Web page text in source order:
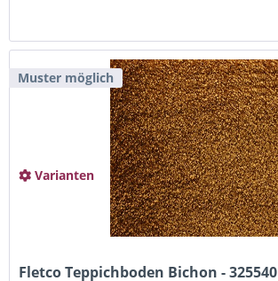
Muster möglich
Fletco Teppichboden Bichon - 325540
Varianten